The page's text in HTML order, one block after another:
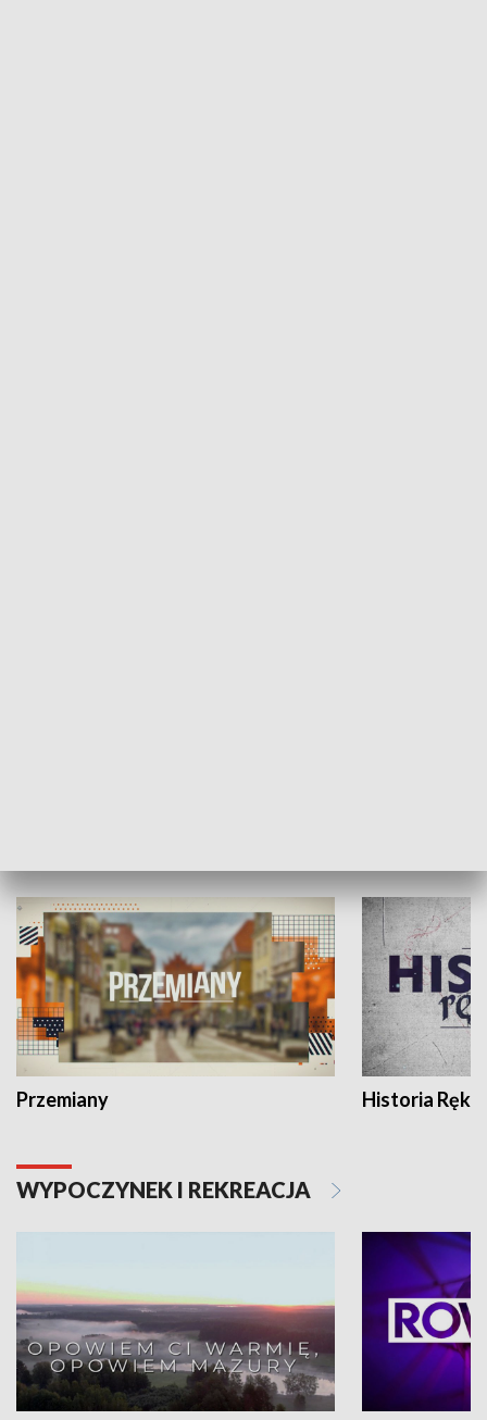
Przemiany Historia Ręką
WYPOCZYNEK I REKREACJA